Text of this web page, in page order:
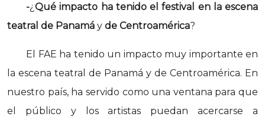
-¿ Qué impacto ha tenido el festival en la escena
teatral de Panamá y de Centroamérica?
El FAE ha tenido un impacto muy importante en
la escena teatral de Panamá y de Centroamérica. En
nuestro país, ha servido como una ventana para que
el público y los artistas puedan acercarse a